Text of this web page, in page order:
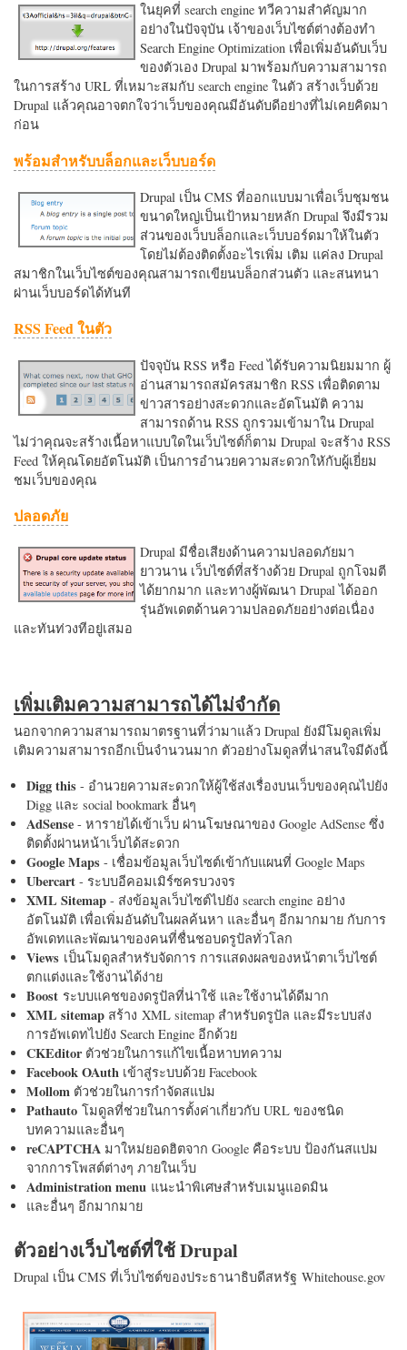
ในยุคที่ search engine ทวีความสำคัญมาก
อย่างในปัจจุบัน เจ้าของเว็บไซต์ต่างต้องทำ
Search Engine Optimization เพื่อเพิ่มอันดับเว็บ
ของตัวเอง Drupal มาพร้อมกับความสามารถ
ในการสร้าง URL ที่เหมาะสมกับ search engine ในตัว สร้างเว็บด้วย
Drupal แล้วคุณอาจตกใจว่าเว็บของคุณมีอันดับดีอย่างที่ไม่เคยคิดมา
ก่อน
พร้อมสำหรับบล็อกและเว็บบอร์ด
Drupal เป็น CMS ที่ออกแบบมาเพื่อเว็บชุมชน
ขนาดใหญ่เป็นเป้าหมายหลัก Drupal จึงมีรวม
ส่วนของเว็บบล็อกและเว็บบอร์ดมาให้ในตัว
โดยไม่ต้องติดตั้งอะไรเพิ่ม เติม แค่ลง Drupal
สมาชิกในเว็บไซต์ของคุณสามารถเขียนบล็อกส่วนตัว และสนทนา
ผ่านเว็บบอร์ดได้ทันที
RSS Feed ในตัว
ปัจจุบัน RSS หรือ Feed ได้รับความนิยมมาก ผู้
อ่านสามารถสมัครสมาชิก RSS เพื่อติดตาม
ข่าวสารอย่างสะดวกและอัตโนมัติ ความ
สามารถด้าน RSS ถูกรวมเข้ามาใน Drupal
ไม่ว่าคุณจะสร้างเนื้อหาแบบใดในเว็บไซต์ก็ตาม Drupal จะสร้าง RSS
Feed ให้คุณโดยอัตโนมัติ เป็นการอำนวยความสะดวกใหักับผู้เยี่ยม
ชมเว็บของคุณ
ปลอดภัย
Drupal มีชื่อเสียงด้านความปลอดภัยมา
ยาวนาน เว็บไซต์ที่สร้างด้วย Drupal ถูกโจมตี
ได้ยากมาก และทางผู้พัฒนา Drupal ได้ออก
รุ่นอัพเดตด้านความปลอดภัยอย่างต่อเนื่อง
และทันท่วงทีอยู่เสมอ
เพิ่มเติมความสามารถได้ไม่จำกัด
นอกจากความสามารถมาตรฐานที่ว่ามาแล้ว Drupal ยังมีโมดูลเพิ่ม
เติมความสามารถอีกเป็นจำนวนมาก ตัวอย่างโมดูลที่น่าสนใจมีดังนี้
Digg this - อำนวยความสะดวกให้ผู้ใช้ส่งเรื่องบนเว็บของคุณไปยัง
Digg และ social bookmark อื่นๆ
AdSense - หารายได้เข้าเว็บ ผ่านโฆษณาของ Google AdSense ซึ่ง
ติดตั้งผ่านหน้าเว็บได้สะดวก
Google Maps - เชื่อมข้อมูลเว็บไซต์เข้ากับแผนที่ Google Maps
Ubercart - ระบบอีคอมเมิร์ซครบวงจร
XML Sitemap - ส่งข้อมูลเว็บไซต์ไปยัง search engine อย่าง
อัตโนมัติ เพื่อเพิ่มอันดับในผลค้นหา และอื่นๆ อีกมากมาย กับการ
อัพเดทและพัฒนาของคนที่ชื่นชอบดรูปัลทั่วโลก
Views เป็นโมดูลสำหรับจัดการ การแสดงผลของหน้าตาเว็บไซต์
ตกแต่งและใช้งานได้ง่าย
Boost ระบบแคชของดรูปัลที่น่าใช้ และใช้งานได้ดีมาก
XML sitemap สร้าง XML sitemap สำหรับดรูปัล และมีระบบส่ง
การอัพเดทไปยัง Search Engine อีกด้วย
CKEditorตัวช่วยในการแก้ไขเนื้อหาบทความ
Facebook OAuth เข้าสู่ระบบด้วย Facebook
Mollom ตัวช่วยในการกำจัดสแปม
Pathauto โมดูลที่ช่วยในการตั้งค่าเกี่ยวกับ URL ของชนิด
บทความและอื่นๆ
reCAPTCHA มาใหม่ยอดฮิตจาก Google คือระบบ ป้องกันสแปม
จากการโพสต์ต่างๆ ภายในเว็บ
Administration menu แนะนำพิเศษสำหรับเมนูแอดมิน
และอื่นๆ อีกมากมาย
ตัวอย่างเว็บไซต์ที่ใช้ Drupal
Drupal เป็น CMS ที่เว็บไซต์ของประธานาธิบดีสหรัฐ Whitehouse.gov